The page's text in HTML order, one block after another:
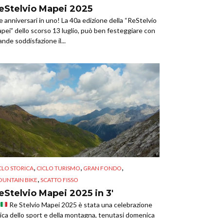
Mapei 2025
anniversari in uno! La 40a edizione della “ReStelvio
dello scorso 13 luglio, può ben festeggiare con
soddisfazione il...
STORICA CICLO TURISMO GRAN FONDO
BIKE SCATTO FISSO
Mapei 2025 in 3′
Re Stelvio Mapei 2025 è stata una celebrazione
dello sport e della montagna, tenutasi domenica